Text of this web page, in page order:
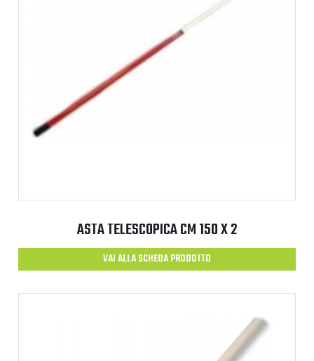
ASTA TELESCOPICA CM 150 X 2
VAI ALLA SCHEDA PRODOTTO